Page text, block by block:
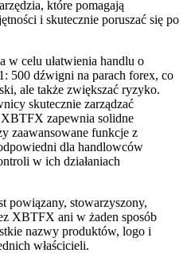
które pomagają
i skutecznie poruszać się po
w celu ułatwienia handlu o
500 dźwigni na parach forex, co
ale także zwiększać ryzyko.
skutecznie zarządzać
zapewnia solidne
zaawansowane funkcje z
dla handlowców
w ich działaniach
powiązany, stowarzyszony,
XBTFX ani w żaden sposób
nazwy produktów, logo i
właścicieli.